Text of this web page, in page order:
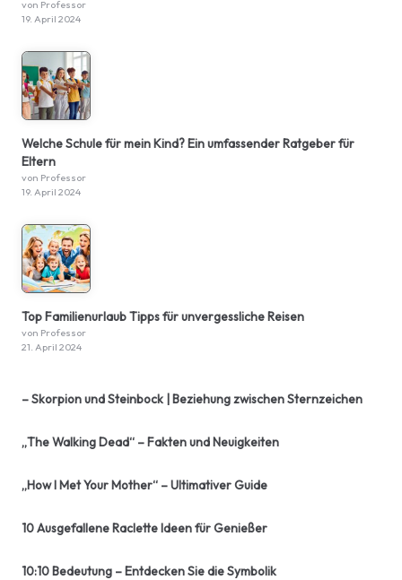
von Professor
19. April 2024
Welche Schule für mein Kind? Ein umfassender Ratgeber für
Eltern
von Professor
19. April 2024
Top Familienurlaub Tipps für unvergessliche Reisen
von Professor
21. April 2024
– Skorpion und Steinbock | Beziehung zwischen Sternzeichen
„The Walking Dead“ – Fakten und Neuigkeiten
„How I Met Your Mother“ – Ultimativer Guide
10 Ausgefallene Raclette Ideen für Genießer
10:10 Bedeutung – Entdecken Sie die Symbolik